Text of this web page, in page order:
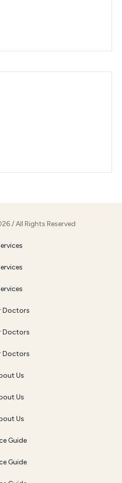
/ All Rights Reserved
Doctors
Doctors
Doctors
Us
Us
Us
Guide
Guide